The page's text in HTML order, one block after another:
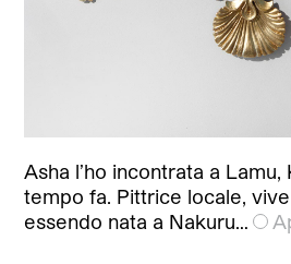
Asha l’ho incontrata a Lamu,
tempo fa. Pittrice locale,
essendo nata a Nakuru…